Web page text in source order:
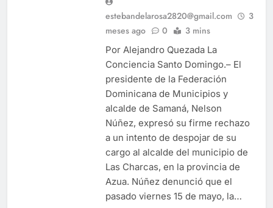
estebandelarosa2820@gmail.com
3
meses ago
0 3 mins
Por Alejandro Quezada La
Conciencia Santo Domingo.– El
presidente de la Federación
Dominicana de Municipios y
alcalde de Samaná, Nelson
Núñez, expresó su firme rechazo
a un intento de despojar de su
cargo al alcalde del municipio de
Las Charcas, en la provincia de
Azua. Núñez denunció que el
pasado viernes 15 de mayo, la…